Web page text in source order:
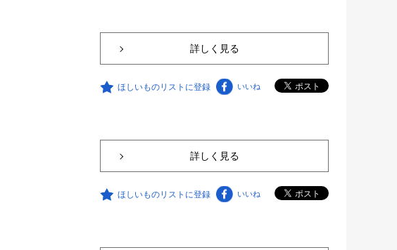
詳しく見る
ほしいものリストに登録 いいね
詳しく見る
ほしいものリストに登録 いいね